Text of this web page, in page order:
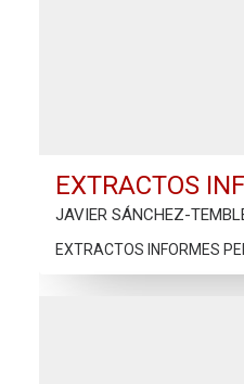
EXTRACTOS
JAVIER SÁNCHEZ-
EXTRACTOS INFORMES